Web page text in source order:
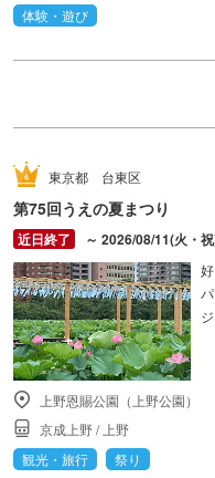
体験・遊び
東京都 台東区
第75回うえの夏まつり
～ 2026/08/11(火・
上野恩賜公園（上野公園）
京成上野/ 上野
観光・旅行
祭り